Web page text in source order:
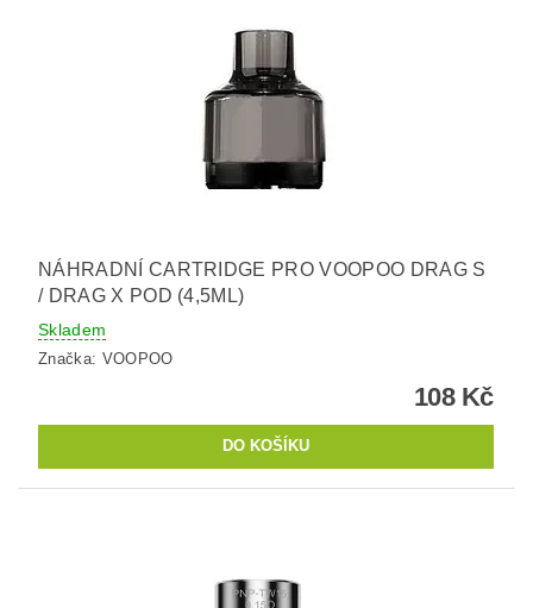
NÁHRADNÍ CARTRIDGE PRO VOOPOO DRAG S
/ DRAG X POD (4,5ML)
Skladem
Značka: VOOPOO
108 Kč